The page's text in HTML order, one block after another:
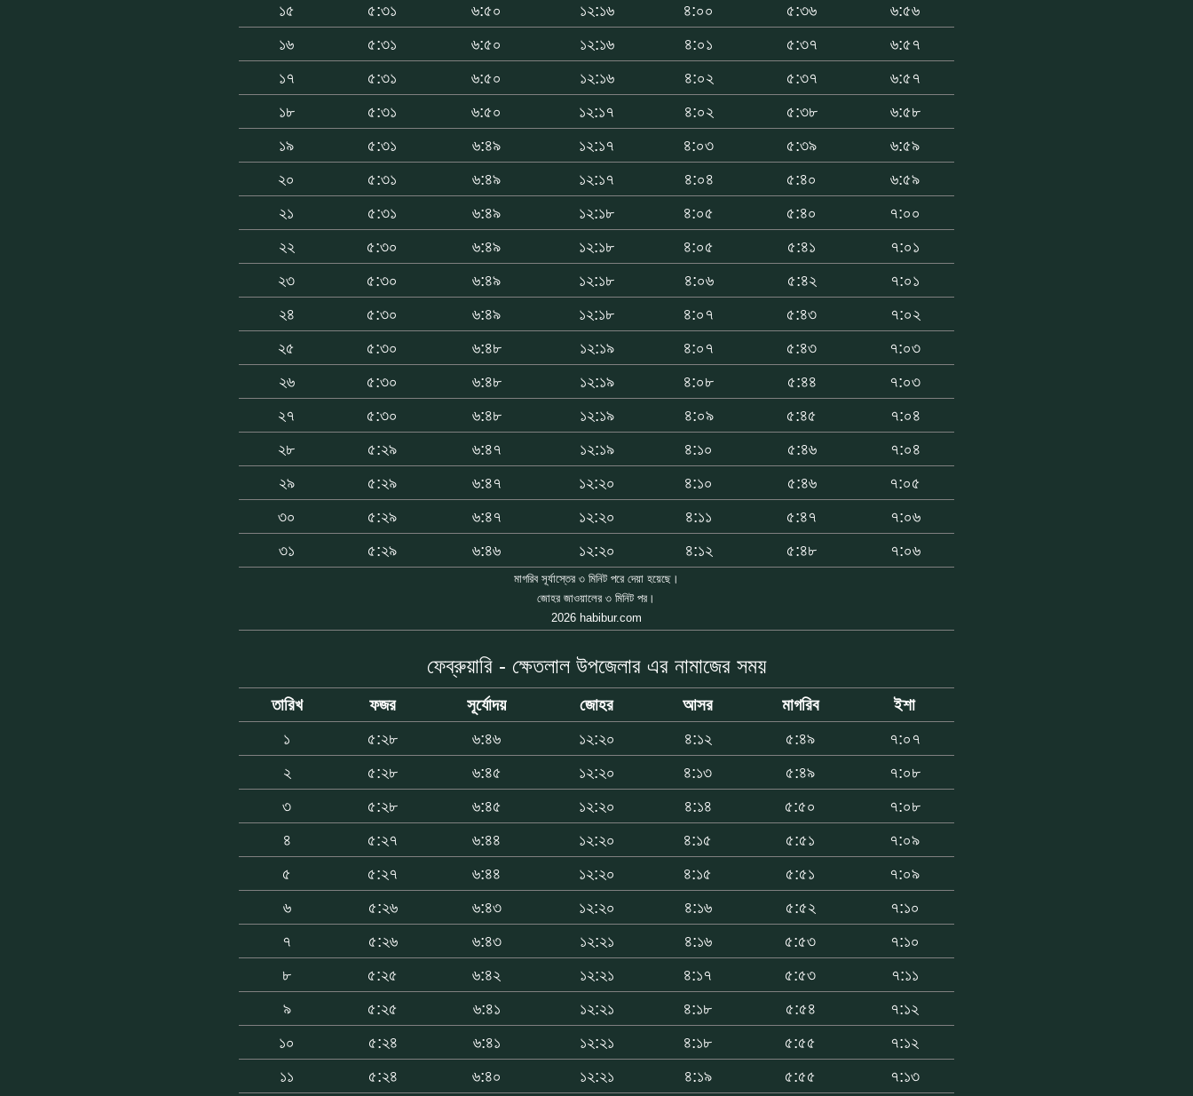
১৫
৫:৩১ ৬:৫০ ১২:১৬ ৪:০০ ৫:৩৬
৬:৫৬
১৬
৫:৩১ ৬:৫০ ১২:১৬ ৪:০১ ৫:৩৭
৬:৫৭
১৭
৫:৩১ ৬:৫০ ১২:১৬ ৪:০২ ৫:৩৭
৬:৫৭
১৮
৫:৩১ ৬:৫০ ১২:১৭ ৪:০২ ৫:৩৮
৬:৫৮
১৯
৫:৩১ ৬:৪৯ ১২:১৭ ৪:০৩ ৫:৩৯
৬:৫৯
২০
৫:৩১ ৬:৪৯ ১২:১৭ ৪:০৪ ৫:৪০
৬:৫৯
২১
৫:৩১ ৬:৪৯ ১২:১৮ ৪:০৫ ৫:৪০
৭:০০
২২
৫:৩০ ৬:৪৯ ১২:১৮ ৪:০৫ ৫:৪১
৭:০১
২৩
৫:৩০ ৬:৪৯ ১২:১৮ ৪:০৬ ৫:৪২
৭:০১
২৪
৫:৩০ ৬:৪৯ ১২:১৮ ৪:০৭ ৫:৪৩
৭:০২
২৫
৫:৩০ ৬:৪৮ ১২:১৯ ৪:০৭ ৫:৪৩
৭:০৩
২৬
৫:৩০ ৬:৪৮ ১২:১৯ ৪:০৮ ৫:৪৪
৭:০৩
২৭
৫:৩০ ৬:৪৮ ১২:১৯ ৪:০৯ ৫:৪৫
৭:০৪
২৮
৫:২৯ ৬:৪৭ ১২:১৯ ৪:১০ ৫:৪৬
৭:০৪
২৯
৫:২৯ ৬:৪৭ ১২:২০ ৪:১০ ৫:৪৬
৭:০৫
৩০
৫:২৯ ৬:৪৭ ১২:২০ ৪:১১ ৫:৪৭
৭:০৬
৩১
৫:২৯ ৬:৪৬ ১২:২০ ৪:১২ ৫:৪৮ ৭:০৬
মাগরিব সূর্যাস্তের ৩ মিনিট পরে দেয়া হয়েছে।
জোহর জাওয়ালের ৩ মিনিট পর।
2026 habibur.com
ফেব্রুয়ারি - ক্ষেতলাল উপজেলার এর নামাজের সময়
তারিখ ফজর সূর্যোদয় জোহর আসর মাগরিব
ইশা
১
৫:২৮ ৬:৪৬ ১২:২০ ৪:১২ ৫:৪৯
৭:০৭
২
৫:২৮ ৬:৪৫ ১২:২০ ৪:১৩ ৫:৪৯
৭:০৮
৩
৫:২৮ ৬:৪৫ ১২:২০ ৪:১৪ ৫:৫০
৭:০৮
৪
৫:২৭ ৬:৪৪ ১২:২০ ৪:১৫ ৫:৫১
৭:০৯
৫
৫:২৭ ৬:৪৪ ১২:২০ ৪:১৫ ৫:৫১
৭:০৯
৬
৫:২৬ ৬:৪৩ ১২:২০ ৪:১৬ ৫:৫২
৭:১০
৭
৫:২৬ ৬:৪৩ ১২:২১ ৪:১৬ ৫:৫৩
৭:১০
৮
৫:২৫ ৬:৪২ ১২:২১ ৪:১৭ ৫:৫৩
৭:১১
৯
৫:২৫ ৬:৪১ ১২:২১ ৪:১৮ ৫:৫৪
৭:১২
১০
৫:২৪ ৬:৪১ ১২:২১ ৪:১৮ ৫:৫৫
৭:১২
১১
৫:২৪ ৬:৪০ ১২:২১ ৪:১৯ ৫:৫৫
৭:১৩